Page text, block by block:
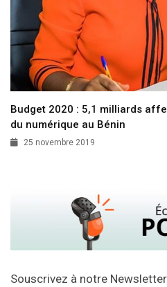
Budget 2020 : 5,1 milliards
du numérique au Bénin
25 novembre 2019
Souscrivez à notre Newsletter